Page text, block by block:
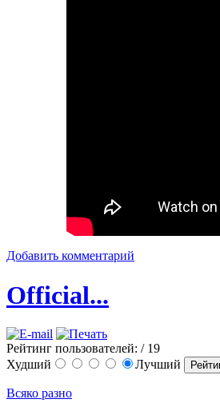
Добавить комментарий
Official...
Рейтинг пользователей: / 19
Худший
Лучший
Всяко разно